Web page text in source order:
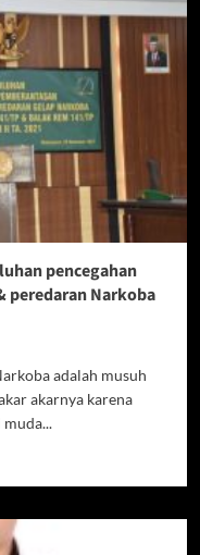
pencegahan
peredaran Narkoba
adalah musuh
akarnya karena